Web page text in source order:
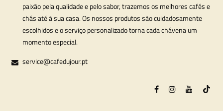
paixão pela qualidade e pelo sabor, trazemos os melhores cafés e
chás até à sua casa. Os nossos produtos são cuidadosamente
escolhidos e o serviço personalizado torna cada chávena um
momento especial.
service@cafedujour.pt